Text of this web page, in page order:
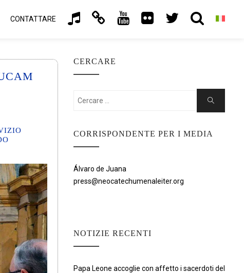
CONTATTARE
CERCARE
Cercare:
Ricerca
CORRISPONDENTE PER I MEDIA
Álvaro de Juana
press@neocatechumenaleiter.org
NOTIZIE RECENTI
Papa Leone accoglie con affetto i sacerdoti del